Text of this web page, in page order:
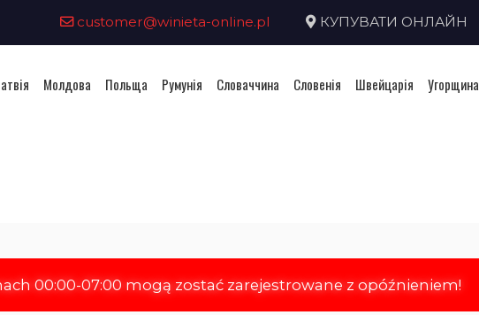
customer@winieta-online.pl КУПУВАТИ ОНЛАЙН
Молдова Польща Румунія Словаччина Словенія Швейцарія Угорщина
00:00-07:00 mogą zostać zarejestrowane z opóźnieniem!